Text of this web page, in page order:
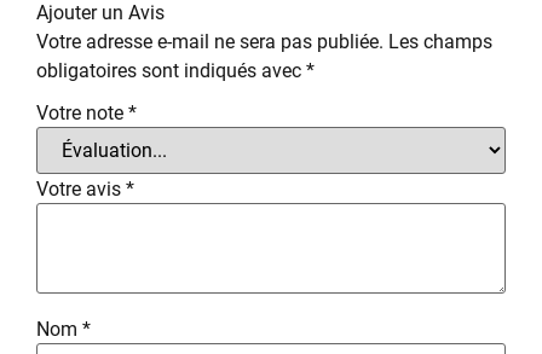
Ajouter un Avis
Votre adresse e-mail ne sera pas publiée. Les champs
obligatoires sont indiqués avec *
Votre note *
Votre avis *
Nom *